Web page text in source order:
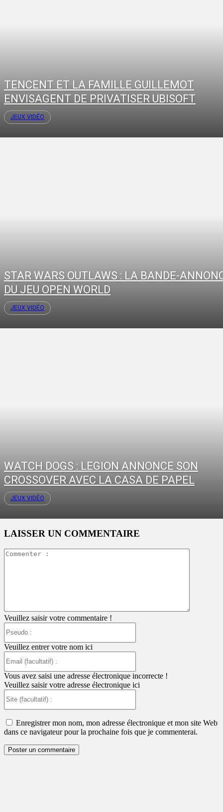
TENCENT ET LA FAMILLE GUILLEMOT
ENVISAGENT DE PRIVATISER UBISOFT
JEUX VIDÉO
STAR WARS OUTLAWS : LA BANDE-
DU JEU OPEN WORLD
JEUX VIDÉO
WATCH DOGS : LEGION ANNONCE SON
CROSSOVER AVEC LA CASA DE PAPEL
JEUX VIDÉO
LAISSER UN COMMENTAIRE
Veuillez saisir votre commentaire !
Veuillez entrer votre nom ici
:
Vous avez saisi une adresse électronique incorrecte !
Veuillez saisir votre adresse électronique ici
:
Enregistrer mon nom, mon adresse électronique et mon site Web
dans ce navigateur pour la prochaine fois que je commenterai.